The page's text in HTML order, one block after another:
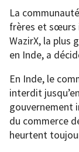
La
frères et sœurs
WazirX, la plus
en Inde, a
En Inde, le
interdit
gouvernement
du commerce
heurtent